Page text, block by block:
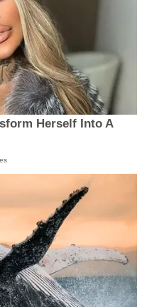
Herself Into A